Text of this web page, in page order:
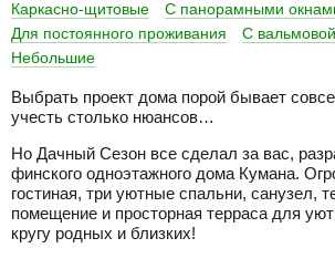
Каркасно-щитовые
С панорамными
Для постоянного проживания
С
Небольшие
Выбрать проект дома порой бывает
учесть столько нюансов…
Но Дачный Сезон все сделал за вас,
финского одноэтажного дома Кумана.
гостиная, три уютные спальни, санузел,
помещение и просторная терраса для
кругу родных и близких!